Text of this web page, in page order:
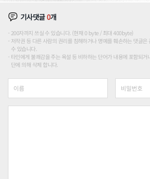
기사댓글0개
200자까지 쓰실 수 있습니다. (현재 0 byte / 최대 400byte)
저작권 등 다른 사람의 권리를 침해하거나 명예를 훼손하는 댓글은
수 있습니다.
타인에게 불쾌감을 주는 욕설 등 비하하는 단어가 내용에 포함되
단에 의해 삭제 합니다.